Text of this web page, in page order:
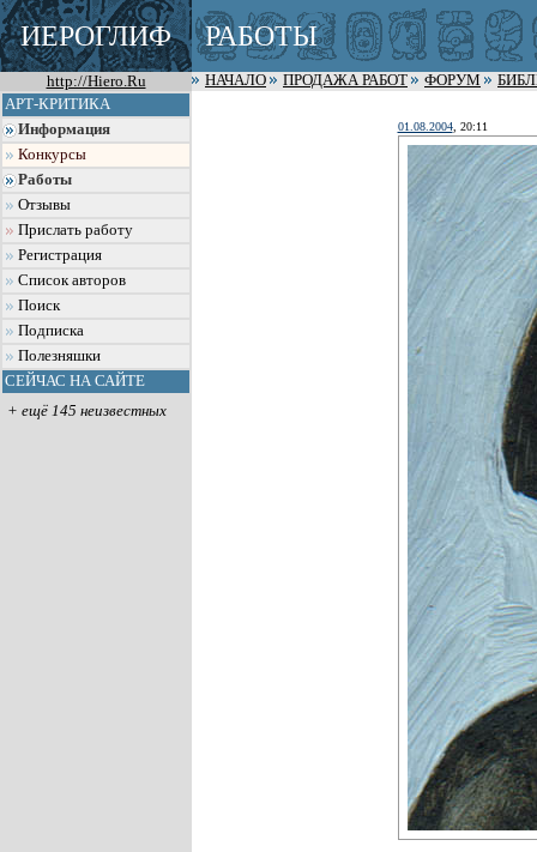
ИЕРОГЛИФ РАБОТЫ
http://Hiero.Ru НАЧАЛО ПРОДАЖА РАБОТ ФОРУМ
АРТ-КРИТИКА
Информация
Конкурсы
Работы
Отзывы
Прислать работу
Регистрация
Список авторов
Поиск
Подписка
Полезняшки
СЕЙЧАС НА САЙТЕ
+ ещё 145 неизвестных
01.08.2004, 20:11